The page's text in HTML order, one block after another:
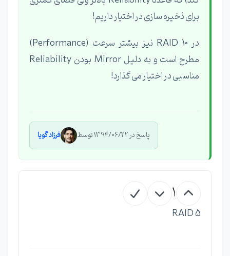
برای ذخیره سازی در اختیار داریم!
در RAID 10 نیز بیشتر سرعت (Performance)
مطرح است و به دلیل Mirror بودن Reliability
مناسبی در اختیار می گذارد!
پاسخ در 1394/06/22 توسط فرزاد گویا
1
RAID 5